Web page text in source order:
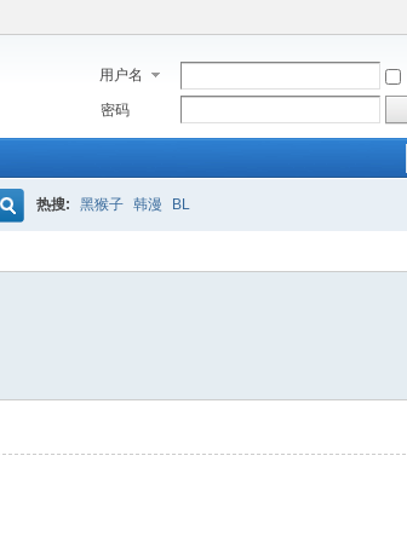
用户名
密码
热搜: 黑猴子 韩漫 BL